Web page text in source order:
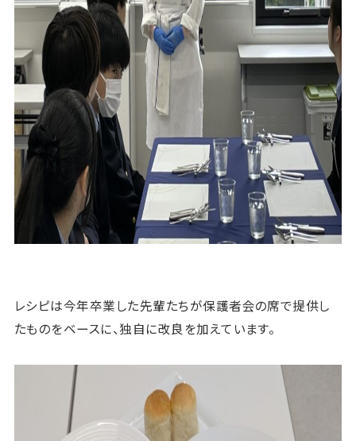
レシピは今年卒業した先輩たちが保護者会の席で提供し
たものをベースに、独自に改良を加えています。